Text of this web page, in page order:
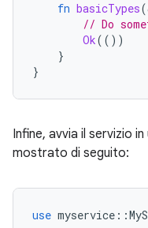
fn basicTypes(
// Do
Ok(())
}
}
Infine, avvia il servizio
mostrato di seguito:
use myservice ::